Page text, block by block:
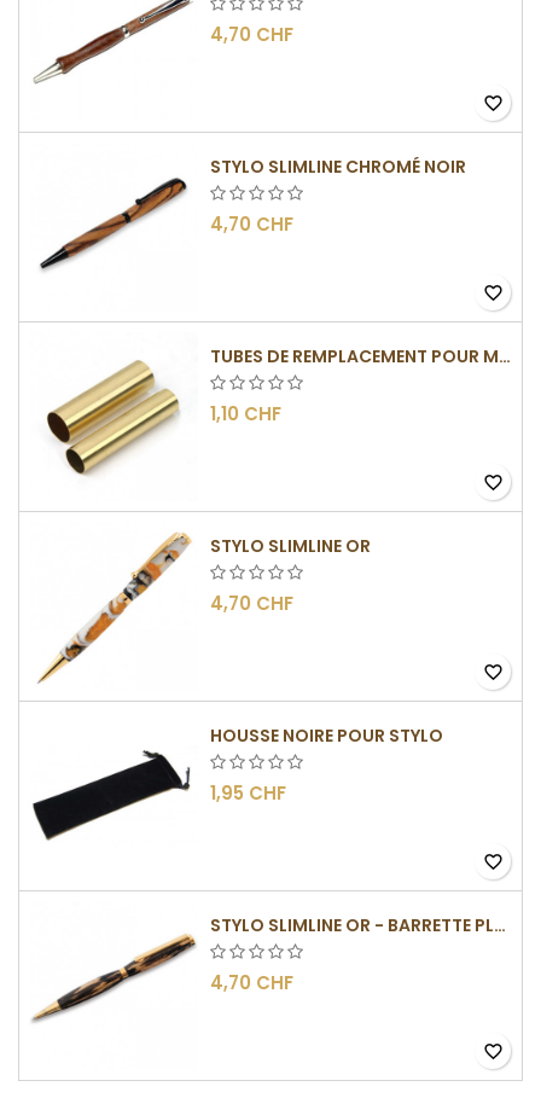
4,70 CHF
favorite_border
STYLO SLIMLINE CHROMÉ NOIR
4,70 CHF
favorite_border
TUBES DE REMPLACEMENT POUR MÉCANISME SLIMLINE
1,10 CHF
favorite_border
STYLO SLIMLINE OR
4,70 CHF
favorite_border
HOUSSE NOIRE POUR STYLO
1,95 CHF
favorite_border
STYLO SLIMLINE OR - BARRETTE PLATE
4,70 CHF
favorite_border